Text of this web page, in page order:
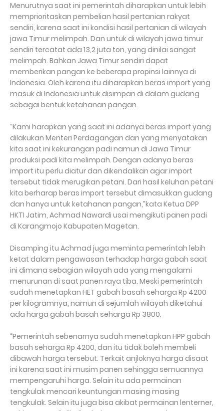
Menurutnya saat ini pemerintah diharapkan untuk lebih
memprioritaskan pembelian hasil pertanian rakyat
sendiri, karena saat ini kondisi hasil pertanian di wilayah
jawa Timur melimpah. Dan untuk di wilayah jawa timur
sendiri tercatat ada 13,2 juta ton, yang dinilai sangat
melimpah. Bahkan Jawa Timur sendiri dapat
memberikan pangan ke beberapa propinsi lainnya di
Indonesia. Oleh karena itu diharapkan beras import yang
masuk di Indonesia untuk disimpan di dalam gudang
sebagai bentuk ketahanan pangan.
“Kami harapkan yang saat ini adanya beras import yang
dilakukan Menteri Perdagangan dan yang menyatakan
kita saat ini kekurangan padi namun di Jawa Timur
produksi padi kita melimpah. Dengan adanya beras
import itu perlu diatur dan dikendalikan agar import
tersebut tidak merugikan petani. Dari hasil keluhan petani
kita berharap beras import tersebut dimasukkan gudang
dan hanya untuk ketahanan pangan,”kata Ketua DPP
HKTI Jatim, Achmad Nawardi usai mengikuti panen padi
di Karangmojo Kabupaten Magetan.
Disamping itu Achmad juga meminta pemerintah lebih
ketat dalam pengawasan terhadap harga gabah saat
ini dimana sebagian wilayah ada yang mengalami
menurunan di saat panen raya tiba. Meski pemerintah
sudah menetapkan HET gabah basah seharga Rp 4200
per kilogramnya, namun di sejumlah wilayah diketahui
ada harga gabah basah seharga Rp 3800.
“Pemerintah sebenarnya sudah menetapkan HPP gabah
basah seharga Rp 4200, dan itu tidak boleh membeli
dibawah harga tersebut. Terkait anjloknya harga disaat
ini karena saat ini musim panen sehingga semuannya
mempengaruhi harga. Selain itu ada permainan
tengkulak mencari keuntungan masing masing
tengkulak. Selain itu juga bisa akibat permainan lenterner,